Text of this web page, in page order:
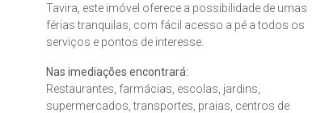
Tavira, este imóvel oferece a possibilidade de umas
férias tranquilas, com fácil acesso a pé a todos os
serviços e pontos de interesse.
Nas imediações encontrará:
Restaurantes, farmácias, escolas, jardins,
supermercados, transportes, praias, centros de